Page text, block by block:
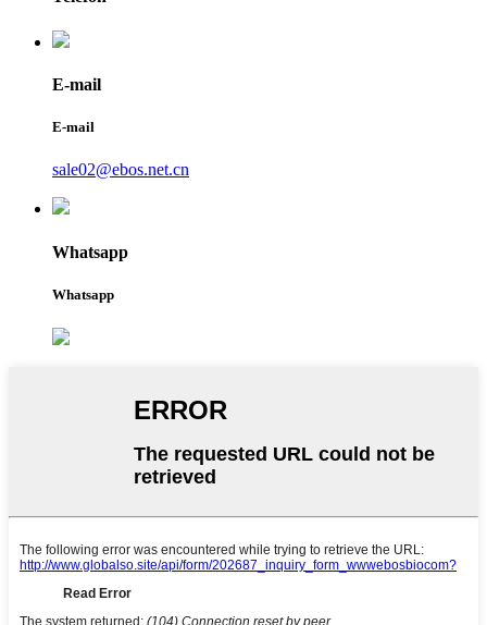
E-mail
E-mail
sale02@ebos.net.cn
Whatsapp
Whatsapp